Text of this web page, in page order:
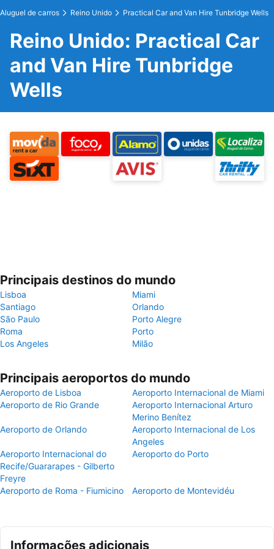
Aluguel de carros Reino Unido Practical Car and Van Hire Tunbridge Wells
Reino Unido: Practical Car
and Van Hire Tunbridge
Wells
Principais destinos do mundo
Lisboa
Miami
Santiago
Orlando
São Paulo
Porto Alegre
Roma
Porto
Los Angeles
Milão
Principais aeroportos do mundo
Aeroporto de Lisboa
Aeroporto Internacional de Miami
Aeroporto de Rio Grande
Aeroporto Internacional Arturo
Merino Benítez
Aeroporto de Orlando
Aeroporto Internacional de Los
Angeles
Aeroporto Internacional do
Recife/Guararapes - Gilberto
Freyre
Aeroporto do Porto
Aeroporto de Roma - Fiumicino Aeroporto de Montevidéu
Informações adicionais